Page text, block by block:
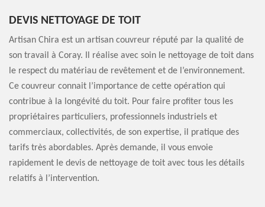
DEVIS NETTOYAGE DE TOIT
Artisan Chira est un artisan couvreur réputé par la qualité de
son travail à Coray. Il réalise avec soin le nettoyage de toit dans
le respect du matériau de revêtement et de l’environnement.
Ce couvreur connait l’importance de cette opération qui
contribue à la longévité du toit. Pour faire profiter tous les
propriétaires particuliers, professionnels industriels et
commerciaux, collectivités, de son expertise, il pratique des
tarifs très abordables. Après demande, il vous envoie
rapidement le devis de nettoyage de toit avec tous les détails
relatifs à l’intervention.